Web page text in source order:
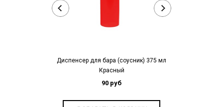
Диспенсер для бара (соусник) 375 мл
Красный
90 руб